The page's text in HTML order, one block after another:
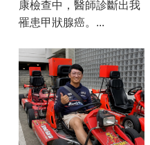
康檢查中，醫師診斷出我
罹患甲狀腺癌。...